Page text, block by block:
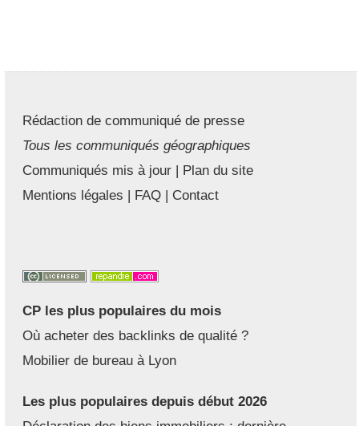
Rédaction de communiqué de presse
Tous les communiqués géographiques
Communiqués mis à jour | Plan du site
Mentions légales | FAQ | Contact
CP les plus populaires du mois
Où acheter des backlinks de qualité ?
Mobilier de bureau à Lyon
Les plus populaires depuis début 2026